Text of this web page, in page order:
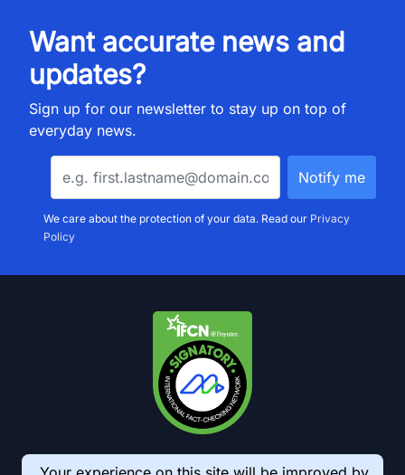
Want accurate news and
updates?
Sign up for our newsletter to stay up on top of
everyday news.
We care about the protection of your data. Read our Privacy
Policy